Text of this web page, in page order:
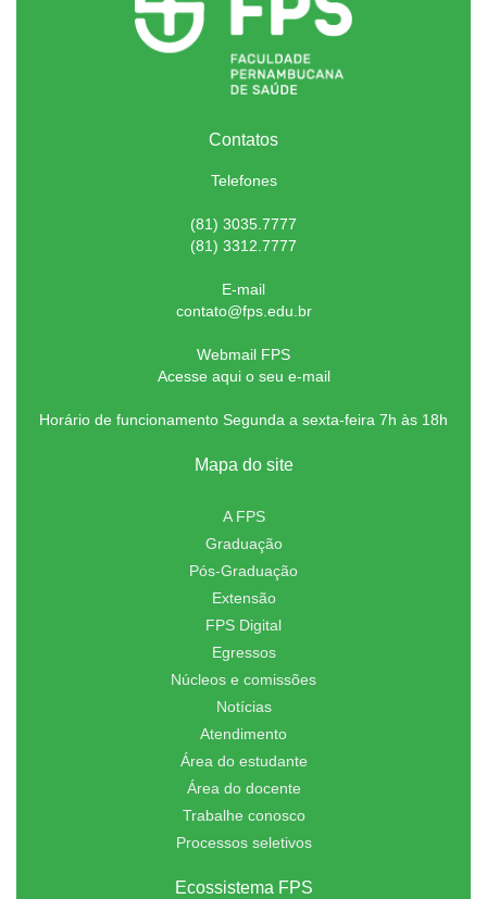
Contatos
Telefones
(81) 3035.7777
(81) 3312.7777
E-mail
contato@fps.edu.br
Webmail FPS
Acesse aqui o seu e-mail
Horário de funcionamento Segunda a sexta-feira 7h às 18h
Mapa do site
A FPS
Graduação
Pós-Graduação
Extensão
FPS Digital
Egressos
Núcleos e comissões
Notícias
Atendimento
Área do estudante
Área do docente
Trabalhe conosco
Processos seletivos
Ecossistema FPS